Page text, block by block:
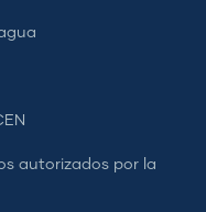
autorizados por la